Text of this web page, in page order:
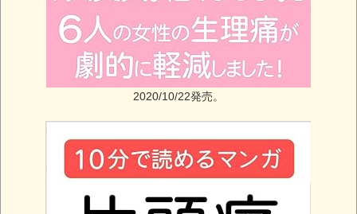
2020/10/22発売。